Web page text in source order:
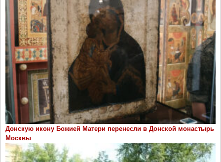
Донскую икону Божией Матери перенесли в Донской монастырь
Москвы